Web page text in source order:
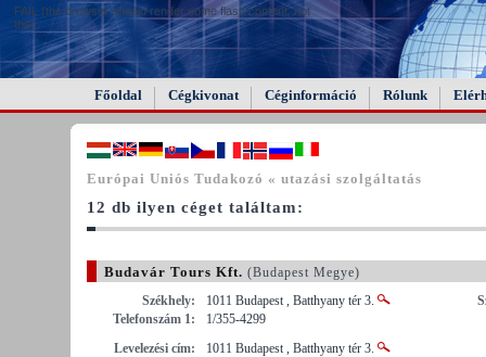
FAIL (the browser should render some flash content, not
this).
Főoldal Cégkivonat Céginformáció Rólunk
Európai Uniós Tudakozó « utazási szolgáltatás
12 db ilyen céget találtam:
Budavár Tours Kft. (Budapest Megye)
Székhely:
1011 Budapest , Batthyany tér 3.
Telefonszám 1:
1/355-4299
Levelezési cím:
1011 Budapest , Batthyany tér 3.